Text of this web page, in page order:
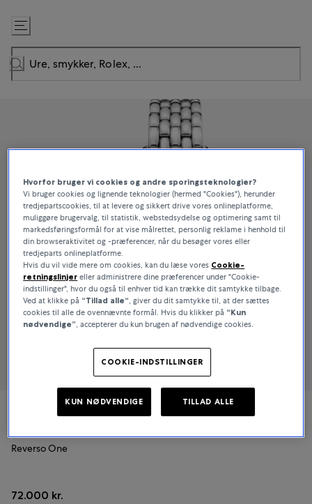
Gå
til
indhold
Jaeger-LeCoultre
Reverso One
72.000 kr.
Hvorfor bruger vi cookies og andre sporingsteknologier?
Vi bruger cookies og lignende teknologier (hermed "Cookies"), herunder
tredjepartscookies, til at levere og sikkert drive vores onlineplatforme,
muliggøre brugervalg, til statistik, webstedsydelse og optimering samt til
markedsføringsformål for at vise målrettet, personlig reklame i henhold til
din browseraktivitet og -præferencer, når du besøger vores eller
tredjeparts onlineplatforme.
Hvis du vil vide mere om cookies, kan du læse vores Cookie-
retningslinjer eller administrere dine præferencer under "Cookie-
indstillinger", hvor du også til enhver tid kan trække dit samtykke tilbage.
Ved at klikke på “Tillad alle“ , giver du dit samtykke til, at der sættes
cookies til alle de ovennævnte formål. Hvis du klikker på “Kun
nødvendige” , accepterer du kun brugen af nødvendige cookies.
COOKIE-INDSTILLINGER
KUN NØDVENDIGE TILLAD ALLE